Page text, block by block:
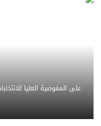
على المفوضية العليا